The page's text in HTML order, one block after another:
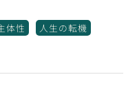
体性
人生の転機